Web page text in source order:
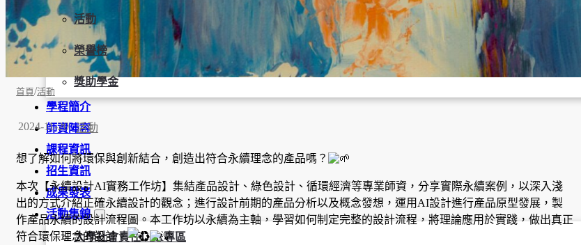
活動
榮譽榜
獎助學金
學程簡介
師資陣容
課程資訊
招生資訊
成果發表
活動集錦
大學社會責任USR專區
首頁/活動
2024-11-20 活動
想了解如何將環保與創新結合，創造出符合永續理念的產品嗎？
本次【永續設計AI實務工作坊】集結產品設計、綠色設計、循環經濟等專業師資，分享實際永續案例，以深入淺
出的方式介紹正確永續設計的觀念；進行設計前期的產品分析以及概念發想，運用AI設計進行產品原型發展，製
作產品永續的設計流程圖。本工作坊以永續為主軸，學習如何制定完整的設計流程，將理論應用於實踐，做出真正
符合環保理念的設計。